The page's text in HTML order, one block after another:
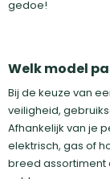
gedoe!
Welk model
Bij de keuze van
veiligheid,
Afhankelijk van je
elektrisch, gas of
breed